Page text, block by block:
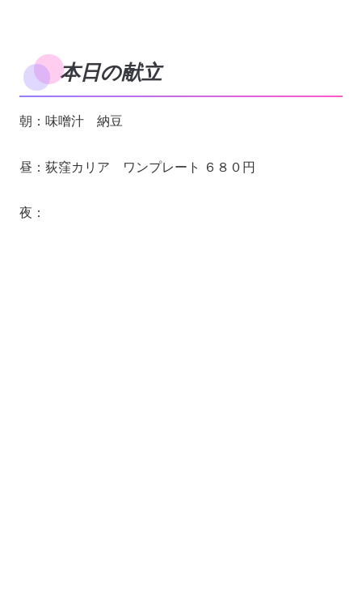
本日の献立
朝：味噌汁 納豆
昼：荻窪カリア ワンプレート ６８０円
夜：